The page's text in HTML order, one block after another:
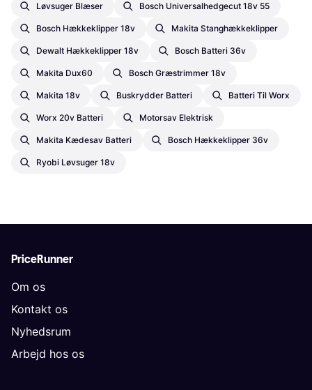
Løvsuger Blæser Bosch Universalhedgecut 18v 55
Bosch Hækkeklipper 18v Makita Stanghækkeklipper
Dewalt Hækkeklipper 18v Bosch Batteri 36v
Makita Dux60 Bosch Græstrimmer 18v
Makita 18v Buskrydder Batteri Batteri Til Worx
Worx 20v Batteri Motorsav Elektrisk
Makita Kædesav Batteri Bosch Hækkeklipper 36v
Ryobi Løvsuger 18v
PriceRunner
Om os
Kontakt os
Nyhedsrum
Arbejd hos os